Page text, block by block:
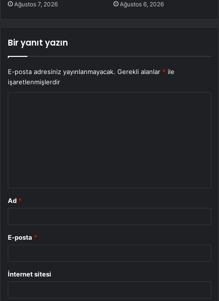
Ağustos 7, 2026 Ağustos 6, 2026
Bir yanıt yazın
E-posta adresiniz yayınlanmayacak. Gerekli alanlar * ile
işaretlenmişlerdir
Ad *
E-posta *
İnternet sitesi